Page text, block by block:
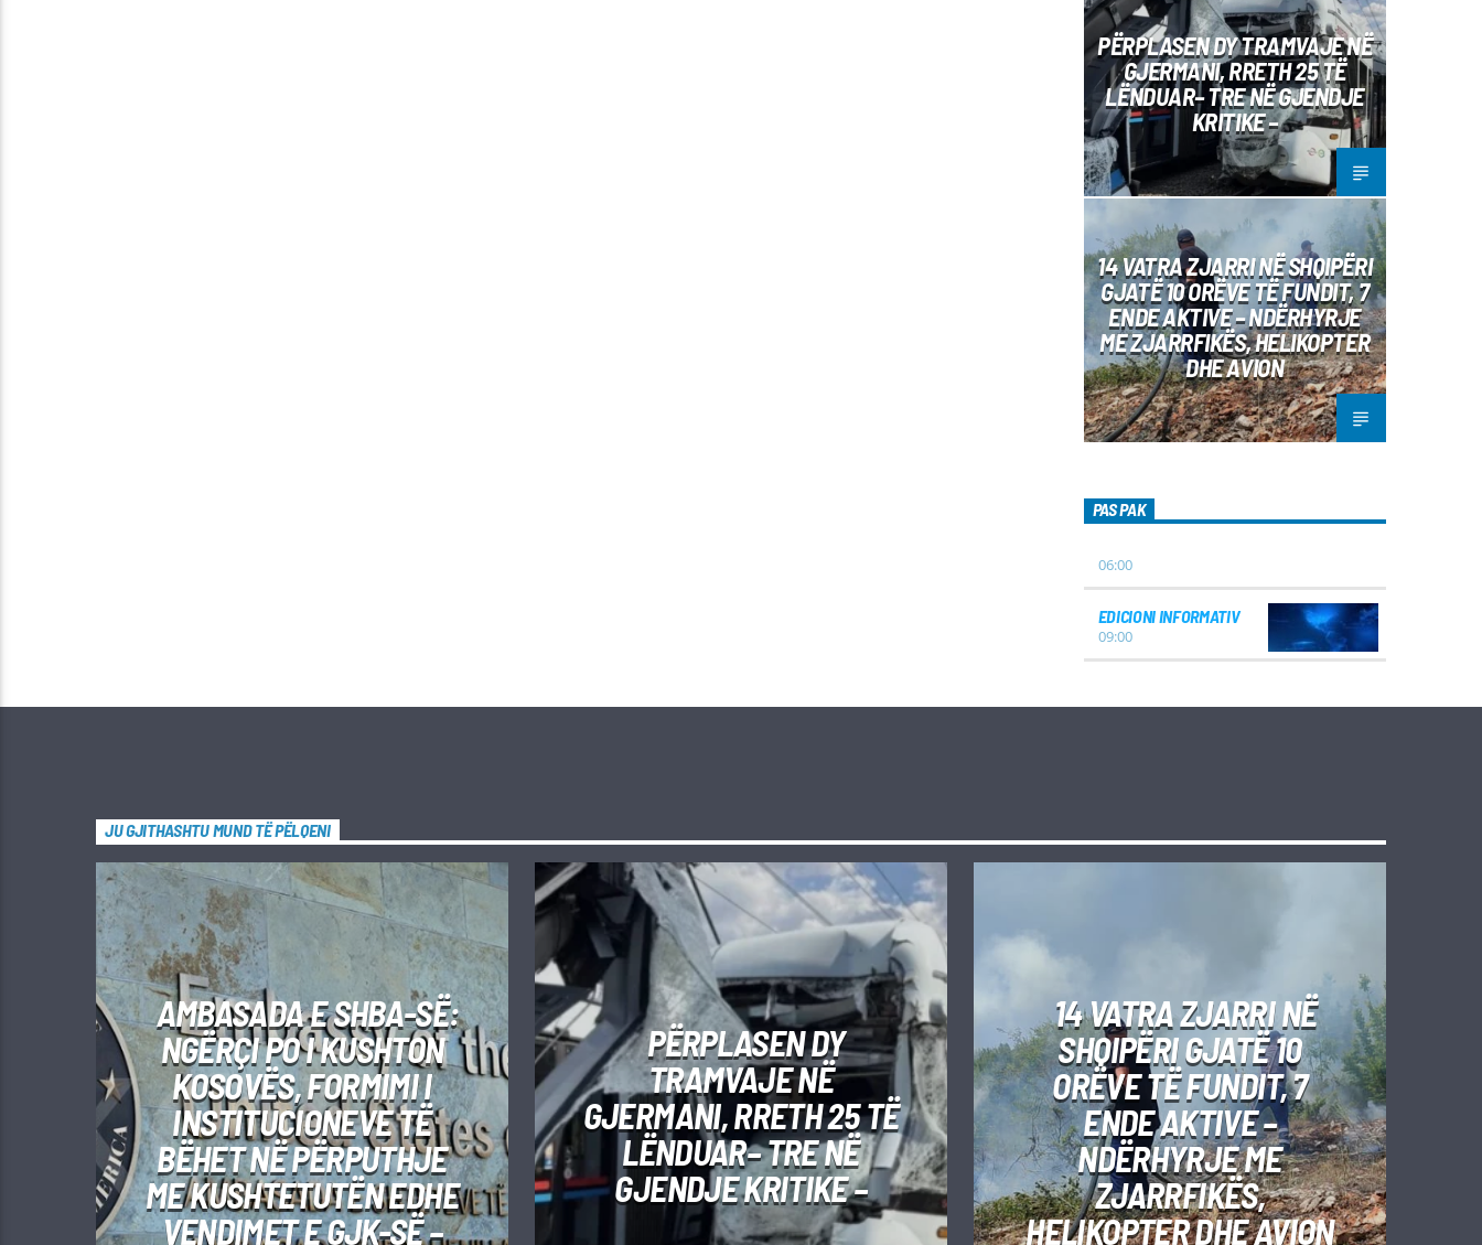
PËRPLASEN DY TRAMVAJE NË
GJERMANI, RRETH 25 TË
LËNDUAR– TRE NË GJENDJE
KRITIKE –
14 VATRA ZJARRI NË SHQIPËRI
GJATË 10 ORËVE TË FUNDIT, 7
ENDE AKTIVE – NDËRHYRJE
ME ZJARRFIKËS, HELIKOPTER
DHE AVION
PAS PAK
06:00
EDICIONI INFORMATIV
09:00
JU GJITHASHTU MUND TË PËLQENI
AMBASADA E SHBA-SË:
NGËRÇI PO I KUSHTON
KOSOVËS, FORMIMI I
INSTITUCIONEVE TË
BËHET NË PËRPUTHJE
ME KUSHTETUTËN EDHE
VENDIMET E GJK-SË –
PËRPLASEN DY
TRAMVAJE NË
GJERMANI, RRETH 25 TË
LËNDUAR– TRE NË
GJENDJE KRITIKE –
14 VATRA ZJARRI NË
SHQIPËRI GJATË 10
ORËVE TË FUNDIT, 7
ENDE AKTIVE –
NDËRHYRJE ME
ZJARRFIKËS,
HELIKOPTER DHE AVION